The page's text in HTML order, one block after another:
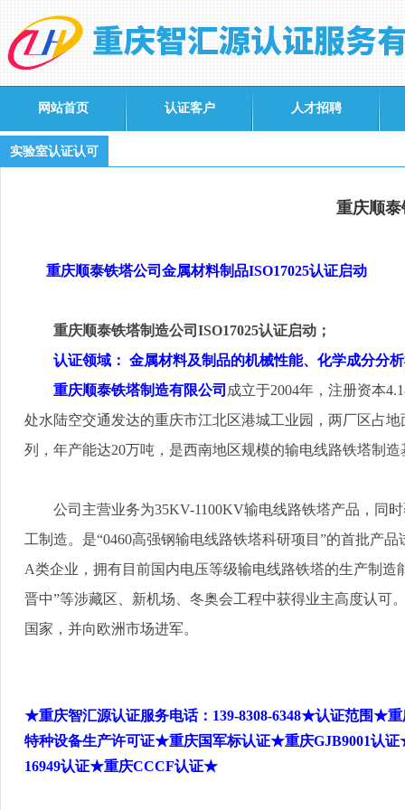
网站首页 认证客户 人才招聘
实验室认证认可
重庆顺泰
重庆顺泰铁塔公司金属材料制品ISO17025认证启动
重庆顺泰铁塔制造公司 ISO17025认证启动；
认证领域： 金属材料及制品的机械性能、化学成分分
重庆顺泰铁塔制造有限公司 成立于2004年，注册资本
处水陆空交通发达的重庆市江北区港城工业园，两厂区占地
列，年产能达20万吨，是西南地区规模的输电线路铁塔制
公司主营业务为35KV-1100KV输电线路铁塔产品，同
工制造。是“0460高强钢输电线路铁塔科研项目 ”的首批产品
A类企业，拥有目前国内电压等级输电线路铁塔的生产制
晋中”等涉藏区、新机场、冬奥会工程中获得业主高度认可
国家，并向欧洲市场进军。
★重庆智汇源认证服务电话： 139-8308-6348★认证范围★重
特种设备生产许可证★重庆国军标认证★重庆GJB9001认证
16949认证★重庆CCCF认证★